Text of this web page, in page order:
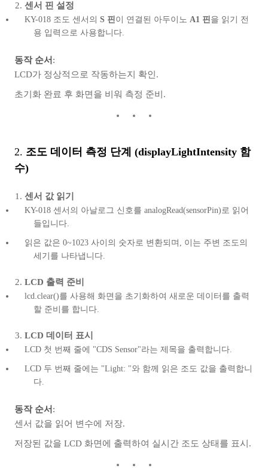
센서 핀 설정
KY-018 조도 센서의 S 핀 이 연결된 아두이노 A1 핀 을 읽기 전
용 입력으로 사용합니다.
동작 순서 :
LCD가 정상적으로 작동하는지 확인.
초기화 완료 후 화면을 비워 측정 준비.
2. 조도 데이터 측정 단계 (displayLightIntensity 함
수)
센서 값 읽기
KY-018 센서의 아날로그 신호를 analogRead(sensorPin)로 읽어
들입니다.
읽은 값은 0~1023 사이의 숫자로 변환되며, 이는 주변 조도의
세기를 나타냅니다.
LCD 출력 준비
lcd.clear()를 사용해 화면을 초기화하여 새로운 데이터를 출력
할 준비를 합니다.
LCD 데이터 표시
LCD 첫 번째 줄에 "CDS Sensor"라는 제목을 출력합니다.
LCD 두 번째 줄에는 "Light: "와 함께 읽은 조도 값을 출력합니
다.
동작 순서 :
센서 값을 읽어 변수에 저장.
저장된 값을 LCD 화면에 출력하여 실시간 조도 상태를 표시.